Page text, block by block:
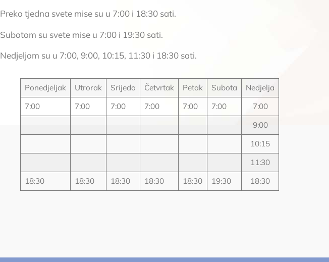
Preko tjedna svete mise su u 7:00 i 18:30 sati.
Subotom su svete mise u 7:00 i 19:30 sati.
Nedjeljom su u 7:00, 9:00, 10:15, 11:30 i 18:30 sati.
Ponedjeljak Utrorak Srijeda Četvrtak Petak Subota
Nedjelja
7:00
7:00 7:00 7:00 7:00 7:00
7:00
9:00
10:15
11:30
18:30
18:30 18:30 18:30 18:30 19:30 18:30